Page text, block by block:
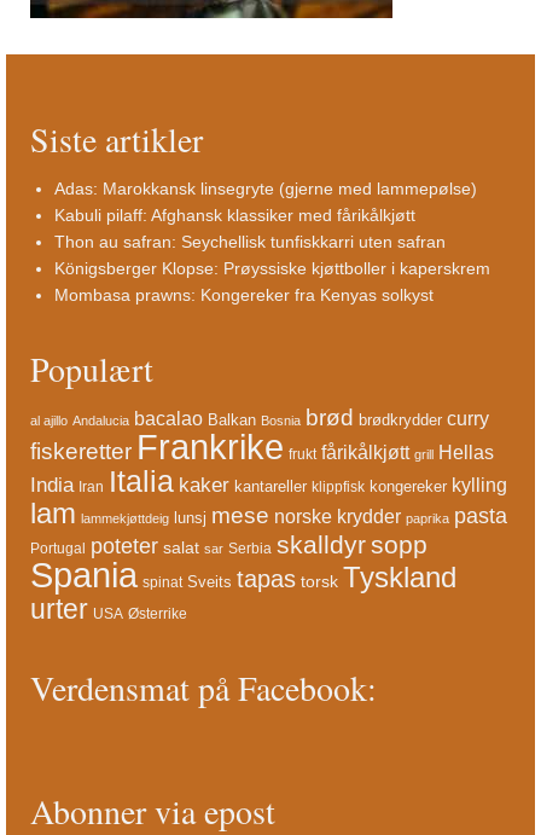
Siste artikler
Adas: Marokkansk linsegryte (gjerne med lammepølse)
Kabuli pilaff: Afghansk klassiker med fårikålkjøtt
Thon au safran: Seychellisk tunfiskkarri uten safran
Königsberger Klopse: Prøyssiske kjøttboller i kaperskrem
Mombasa prawns: Kongereker fra Kenyas solkyst
Populært
al ajillo Andalucia bacalao Balkan Bosnia brød brødkrydder curry
fiskeretter Frankrike frukt fårikålkjøtt grill Hellas
India Iran Italia kaker kantareller klippfisk kongereker kylling
lam lammekjøttdeig lunsj mese norske krydder paprika pasta
Portugal poteter salat sar Serbia skalldyrsopp
Spania spinat Sveits tapas torsk Tyskland
urter USA Østerrike
Verdensmat på Facebook:
Abonner via epost